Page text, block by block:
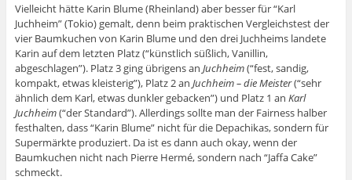
Vielleicht hätte Karin Blume (Rheinland) aber besser für “Karl
Juchheim” (Tokio) gemalt, denn beim praktischen Vergleichstest der
vier Baumkuchen von Karin Blume und den drei Juchheims landete
Karin auf dem letzten Platz (“künstlich süßlich, Vanillin,
abgeschlagen”). Platz 3 ging übrigens an Juchheim(“fest, sandig,
kompakt, etwas kleisterig”), Platz 2 an Juchheim – die Meister(“sehr
ähnlich dem Karl, etwas dunkler gebacken”) und Platz 1 an Karl
Juchheim(“der Standard”). Allerdings sollte man der Fairness halber
festhalten, dass “Karin Blume” nicht für die Depachikas, sondern für
Supermärkte produziert. Da ist es dann auch okay, wenn der
Baumkuchen nicht nach Pierre Hermé, sondern nach “Jaffa Cake”
schmeckt.